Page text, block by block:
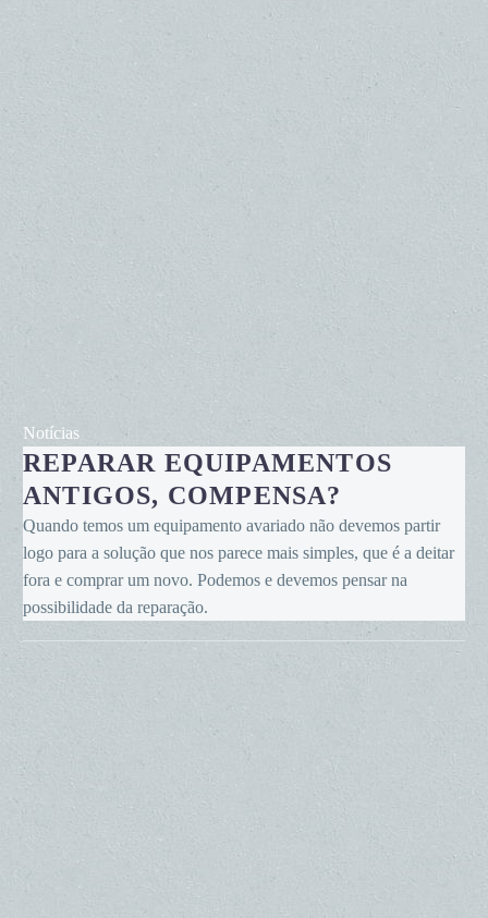
Reparar
equipamentos
antigos,
Notícias
REPARAR EQUIPAMENTOS
ANTIGOS, COMPENSA?
Quando temos um equipamento avariado não devemos partir
logo para a solução que nos parece mais simples, que é a deitar
fora e comprar um novo. Podemos e devemos pensar na
possibilidade da reparação.